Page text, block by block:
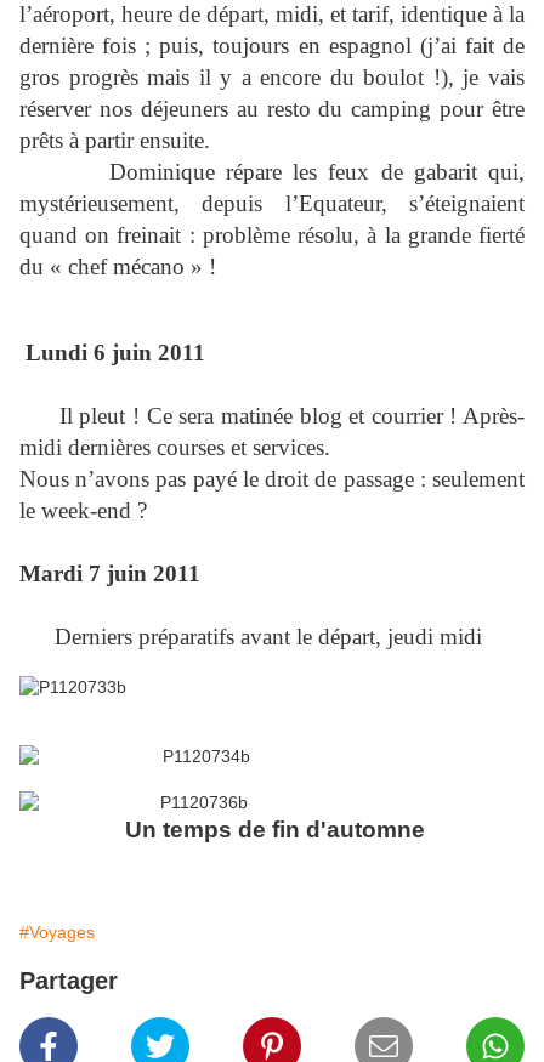
l’aéroport, heure de départ, midi, et tarif, identique à la
dernière fois ; puis, toujours en espagnol (j’ai fait de
gros progrès mais il y a encore du boulot !), je vais
réserver nos déjeuners au resto du camping pour être
prêts à partir ensuite.
Dominique répare les feux de gabarit qui,
mystérieusement, depuis l’Equateur, s’éteignaient
quand on freinait : problème résolu, à la grande fierté
du « chef mécano » !
Lundi 6 juin 2011
Il pleut ! Ce sera matinée blog et courrier ! Après-
midi dernières courses et services.
Nous n’avons pas payé le droit de passage : seulement
le week-end ?
Mardi 7 juin 2011
Derniers préparatifs avant le départ, jeudi midi
Un temps de fin d'automne
#Voyages
Partager